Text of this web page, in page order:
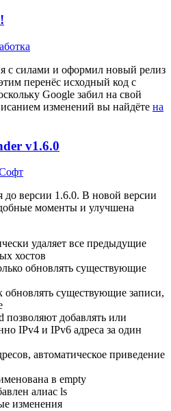
с силами и оформил новый релиз
перенёс исходный код с
Google забил на свой
изменений вы найдёте на
v1.6.0
до версии 1.6.0. В новой версии
моменты и улучшена
удаляет все предыдущие
хостов
обновлять существующие
обновлять существующие записи,
позволяют добавлять или
IPv4 и IPv6 адреса за один
автоматическое приведение
в empty
алиас ls
изменения